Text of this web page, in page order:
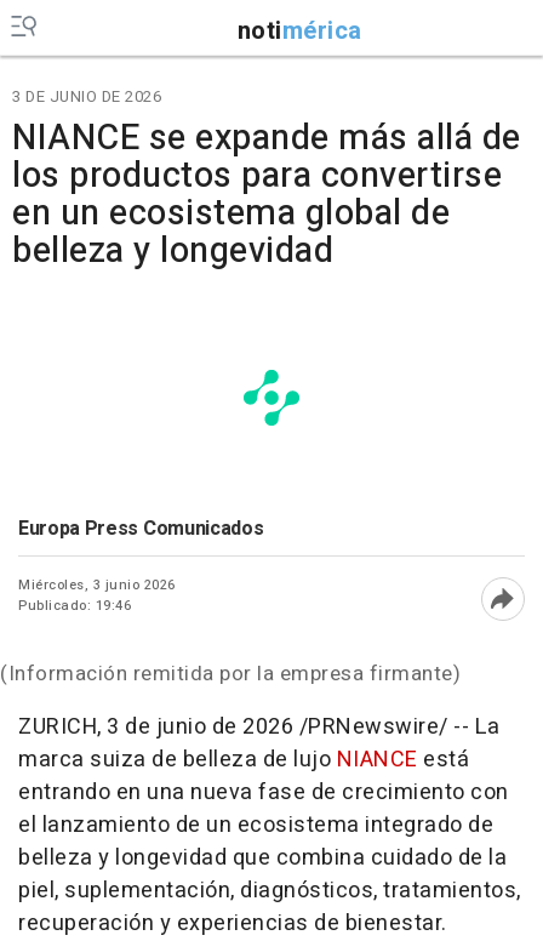
notimérica
3 DE JUNIO DE 2026
NIANCE se expande más allá de
los productos para convertirse
en un ecosistema global de
belleza y longevidad
Europa Press Comunicados
Miércoles, 3 junio 2026
Publicado: 19:46
(Información remitida por la empresa firmante)
ZURICH, 3 de junio de 2026 /PRNewswire/ -- La
marca suiza de belleza de lujo NIANCE está
entrando en una nueva fase de crecimiento con
el lanzamiento de un ecosistema integrado de
belleza y longevidad que combina cuidado de la
piel, suplementación, diagnósticos, tratamientos,
recuperación y experiencias de bienestar.